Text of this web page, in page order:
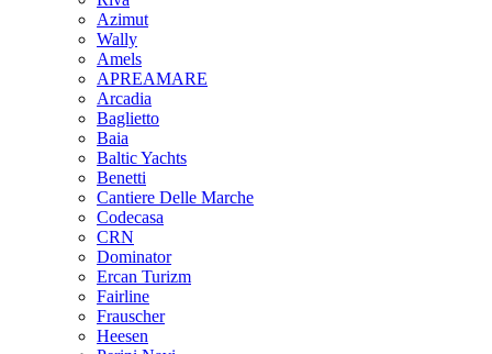
Azimut
Wally
Amels
APREAMARE
Arcadia
Baglietto
Baia
Baltic Yachts
Benetti
Сantiere Delle Marche
Codecasa
CRN
Dominator
Ercan Turizm
Fairline
Frauscher
Heesen